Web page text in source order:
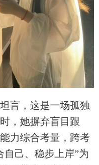
言，这是一场孤独
，她摒弃盲目跟
力综合考量，跨考
自己、稳步上岸”为